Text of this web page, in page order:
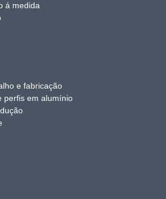
á medida
e fabricação
perfis em alumínio